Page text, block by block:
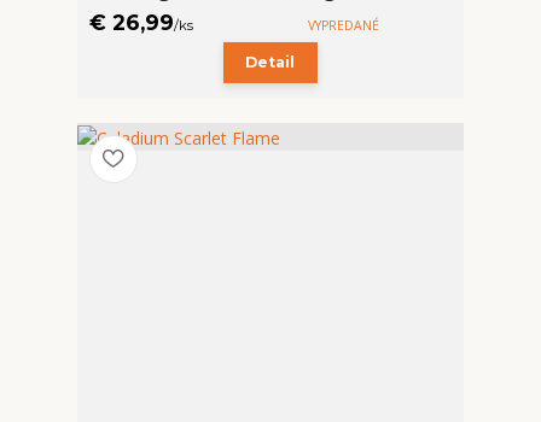
€ 26,99/ks VYPREDANÉ
Detail